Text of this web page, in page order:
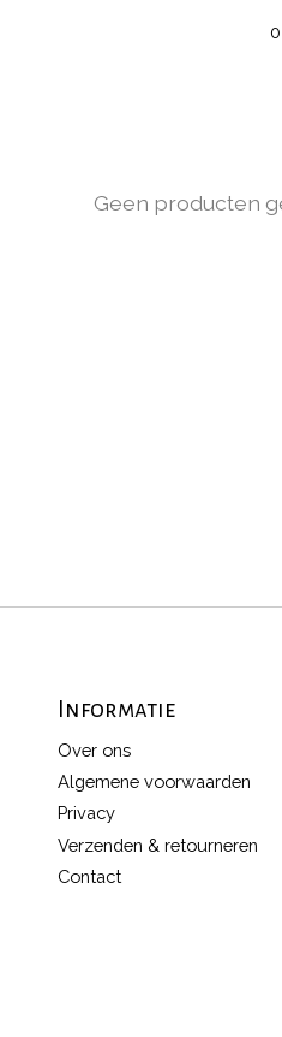
Geen producten
Informatie
Over ons
Algemene voorwaarden
Privacy
Verzenden & retourneren
Contact